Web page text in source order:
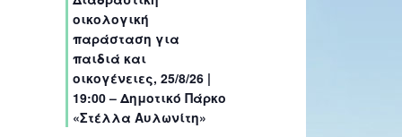
sssss
t
s
t
s
t
s
t
s
t
s
t
s
οικολογική
παράσταση για
παιδιά και
οικογένειες, 25/8/26 |
19:00 – Δημοτικό Πάρκο
«Στέλλα Αυλωνίτη»